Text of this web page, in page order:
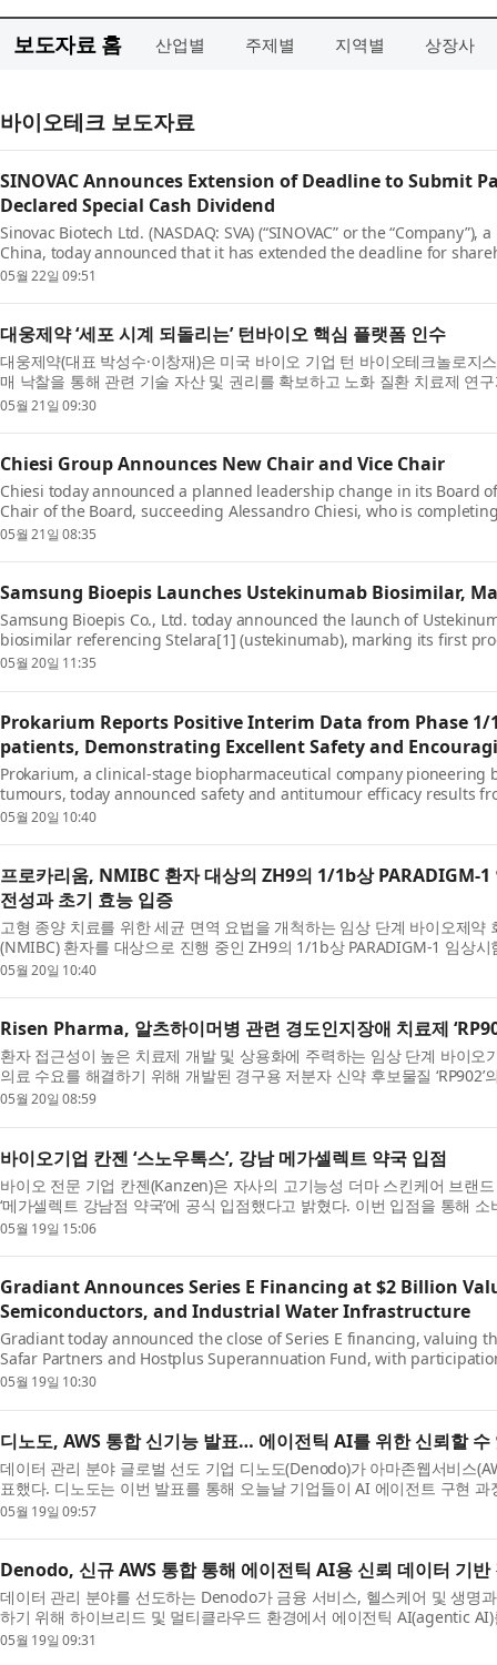
보도자료 홈 산업별 주제별 지역별 상장사
바이오테크 보도자료
SINOVAC Announces Extension of Deadline to Submit
Declared Special Cash Dividend
Sinovac Biotech Ltd. (NASDAQ: SVA) (“SINOVAC” or the
China, today announced that it has extended the deadline for
instructions relat...
05월 22일 09:51
대웅제약 ‘세포 시계 되돌리는’ 턴바이오 핵심 플랫폼 인수
대웅제약(대표 박성수·이창재)은 미국 바이오 기업 턴 바이오테크놀로
매 낙찰을 통해 관련 기술 자산 및 권리를 확보하고 노화 질환 치료제 연
화를...
05월 21일 09:30
Chiesi Group Announces New Chair and Vice Chair
Chiesi today announced a planned leadership change in its Board
Chair of the Board, succeeding Alessandro Chiesi, who is
will now c...
05월 21일 08:35
Samsung Bioepis Launches Ustekinumab Biosimilar,
Samsung Bioepis Co., Ltd. today announced the launch of
biosimilar referencing Stelara[1] (ustekinumab), marking its first
CORPORATION ...
05월 20일 11:35
Prokarium Reports Positive Interim Data from Phase 1/
patients, Demonstrating Excellent Safety and
Prokarium, a clinical-stage biopharmaceutical company
tumours, today announced safety and antitumour efficacy results
PARADIGM-1 trial...
05월 20일 10:40
프로카리움, NMIBC 환자 대상의 ZH9의 1/1b상 PARADIGM-
전성과 초기 효능 입증
고형 종양 치료를 위한 세균 면역 요법을 개척하는 임상 단계 바이오제
(NMIBC) 환자를 대상으로 진행 중인 ZH9의 1/1b상 PARADIGM-1 임상
다. 이 데이터...
05월 20일 10:40
Risen Pharma, 알츠하이머병 관련 경도인지장애 치료제
환자 접근성이 높은 치료제 개발 및 상용화에 주력하는 임상 단계 바이
의료 수요를 해결하기 위해 개발된 경구용 저분자 신약 후보물질
표했다....
05월 20일 08:59
바이오기업 칸젠 ‘스노우톡스’, 강남 메가셀렉트 약국 입점
바이오 전문 기업 칸젠(Kanzen)은 자사의 고기능성 더마 스킨케어 브랜
‘메가셀렉트 강남점 약국’에 공식 입점했다고 밝혔다. 이번 입점을 통해
톡...
05월 19일 15:06
Gradiant Announces Series E Financing at $2 Billion
Semiconductors, and Industrial Water Infrastructure
Gradiant today announced the close of Series E financing, valuing
Safar Partners and Hostplus Superannuation Fund, with
investors. The fin...
05월 19일 10:30
디노도, AWS 통합 신기능 발표… 에이전틱 AI를 위한 신뢰할
데이터 관리 분야 글로벌 선도 기업 디노도(Denodo)가 아마존웹서비스
표했다. 디노도는 이번 발표를 통해 오늘날 기업들이 AI 에이전트 구현
·병...
05월 19일 09:57
Denodo, 신규 AWS 통합 통해 에이전틱 AI용 신뢰 데이터 기반
데이터 관리 분야를 선도하는 Denodo가 금융 서비스, 헬스케어 및 생명
하기 위해 하이브리드 및 멀티클라우드 환경에서 에이전틱 AI(agentic
을 ...
05월 19일 09:31